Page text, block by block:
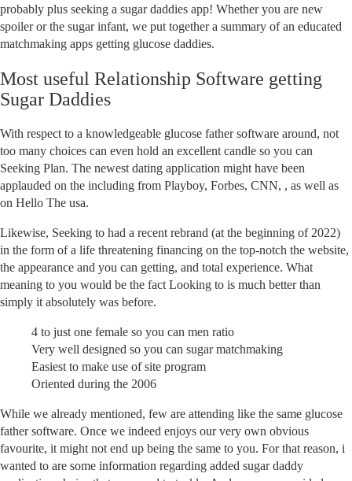
probably plus seeking a sugar daddies app! Whether you are new
spoiler or the sugar infant, we put together a summary of an educated
matchmaking apps getting glucose daddies.
Most useful Relationship Software getting
Sugar Daddies
With respect to a knowledgeable glucose father software around, not
too many choices can even hold an excellent candle so you can
Seeking Plan. The newest dating application might have been
applauded on the including from Playboy, Forbes, CNN, , as well as
on Hello The usa.
Likewise, Seeking to had a recent rebrand (at the beginning of 2022)
in the form of a life threatening financing on the top-notch the website,
the appearance and you can getting, and total experience. What
meaning to you would be the fact Looking to is much better than
simply it absolutely was before.
4 to just one female so you can men ratio
Very well designed so you can sugar matchmaking
Easiest to make use of site program
Oriented during the 2006
While we already mentioned, few are attending like the same glucose
father software. Once we indeed enjoys our very own obvious
favourite, it might not end up being the same to you. For that reason, i
wanted to are some information regarding added sugar daddy